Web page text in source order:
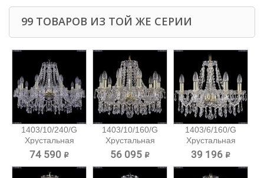
99 ТОВАРОВ ИЗ ТОЙ ЖЕ СЕРИИ
1403/10/240/G
Хрустальная
подвесная...
74 590 ₽
1403/10/160/G
Хрустальная
подвесная...
56 095 ₽
1403/6/160/G
Хрустальная
подвесная...
39 196 ₽